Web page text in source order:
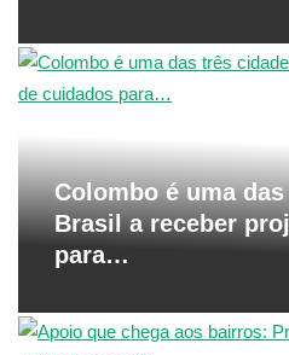
Colombo é uma
Brasil a receber
para…